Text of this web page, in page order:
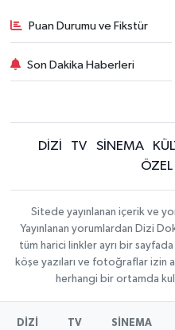
Puan Durumu ve Fikstür
Son Dakika Haberleri
DİZİ TV SİNEMA
ÖZEL
Sitede yayınlanan içerik ve
Yayınlanan yorumlardan Dizi
tüm harici linkler ayrı bir sayfada
köşe yazıları ve fotoğraflar izin
herhangi bir ortamda
DİZİ TV SİNEMA